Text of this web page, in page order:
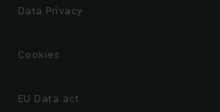
Data Privacy
Cookies
EU Data act